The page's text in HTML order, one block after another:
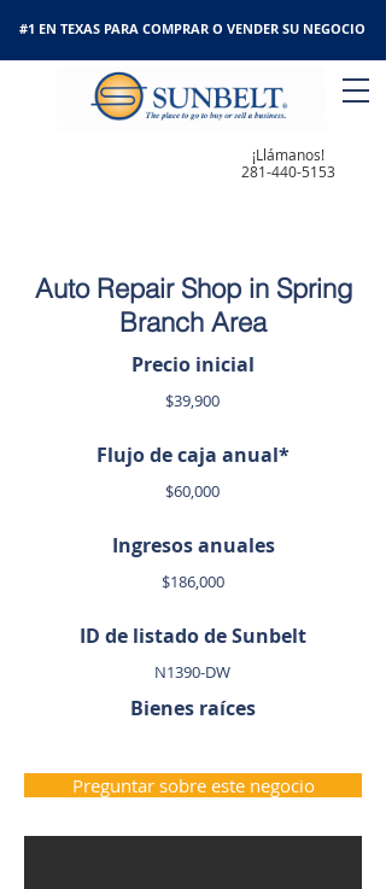
#1 EN TEXAS PARA COMPRAR O VENDER SU NEGOCIO
¡Llámanos!
281-440-5153
Auto Repair Shop in Spring
Branch Area
Precio inicial
$39,900
Flujo de caja anual*
$60,000
Ingresos anuales
$186,000
ID de listado de Sunbelt
N1390-DW
Bienes raíces
Preguntar sobre este negocio